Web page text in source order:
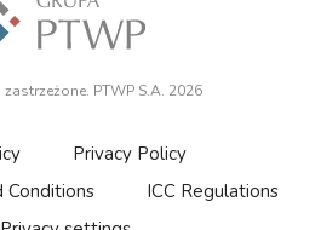
PTWP S.A. 2026
Privacy Policy
Conditions
ICC Regulations